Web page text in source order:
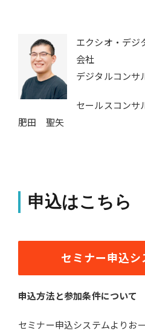
エクシオ・デジ
会社
デジタルコンサ
セールスコンサ
肥田 聖矢
申込はこちら
セミナー申込シ
申込方法と参加条件について
セミナー申込システムよりお